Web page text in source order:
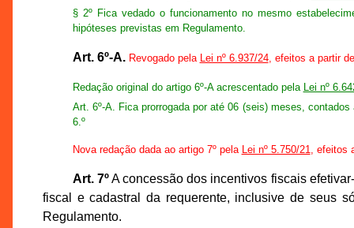
§ 2º Fica vedado o funcionamento no mesmo
hipóteses previstas em Regulamento.
Art. 6º-A. Revogado pela Lei nº 6.937/24, efeitos a partir
Redação original do artigo 6º-A acrescentado pela Lei nº
Art. 6º-A. Fica prorrogada por até 06 (seis) meses,
6.º
Nova redação dada ao artigo 7º pela Lei nº 5.750/21, efeitos
Art. 7ºA concessão dos incentivos fiscais
fiscal e cadastral da requerente, inclusive de seus
Regulamento.